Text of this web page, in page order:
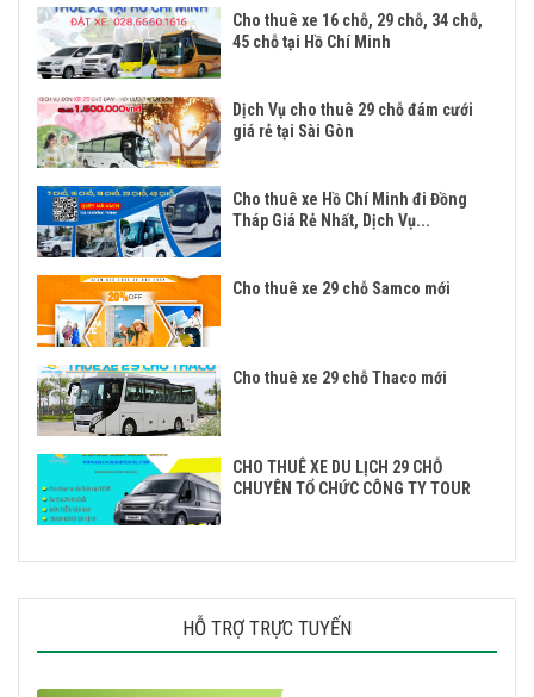
Cho thuê xe 16 chỗ, 29 chỗ, 34 chỗ,
45 chỗ tại Hồ Chí Minh
Dịch Vụ cho thuê 29 chỗ đám cưới
giá rẻ tại Sài Gòn
Cho thuê xe Hồ Chí Minh đi Đồng
Tháp Giá Rẻ Nhất, Dịch Vụ...
Cho thuê xe 29 chỗ Samco mới
Cho thuê xe 29 chỗ Thaco mới
CHO THUÊ XE DU LỊCH 29 CHỖ
CHUYÊN TỔ CHỨC CÔNG TY TOUR
HỖ TRỢ TRỰC TUYẾN